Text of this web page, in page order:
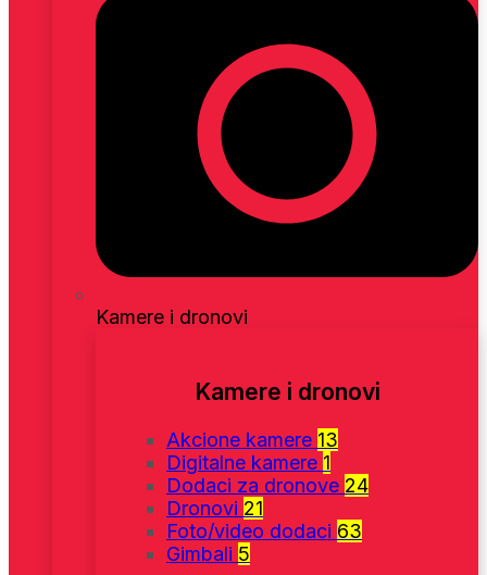
Kamere i dronovi
Kamere i dronovi
Akcione kamere 13
Digitalne kamere 1
Dodaci za dronove 24
Dronovi 21
Foto/video dodaci 63
Gimbali 5